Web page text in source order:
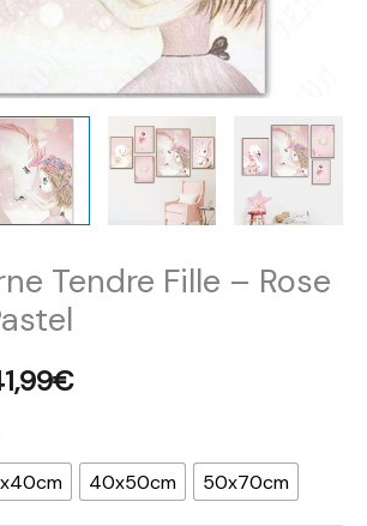
Tendre Fille – Rose
€
40x50cm 50x70cm